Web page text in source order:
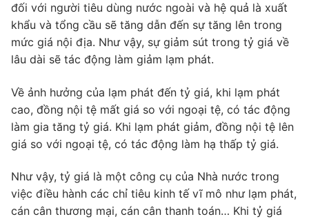
đối với người tiêu dùng nước ngoài và hệ quả là xuất
khẩu và tổng cầu sẽ tăng dẫn đến sự tăng lên trong
mức giá nội địa. Như vậy, sự giảm sút trong tỷ giá về
lâu dài sẽ tác động làm giảm lạm phát.
Về ảnh hưởng của lạm phát đến tỷ giá, khi lạm phát
cao, đồng nội tệ mất giá so với ngoại tệ, có tác động
làm gia tăng tỷ giá. Khi lạm phát giảm, đồng nội tệ lên
giá so với ngoại tệ, có tác động làm hạ thấp tỷ giá.
Như vậy, tỷ giá là một công cụ của Nhà nước trong
việc điều hành các chỉ tiêu kinh tế vĩ mô như lạm phát,
cán cân thương mại, cán cân thanh toán… Khi tỷ giá